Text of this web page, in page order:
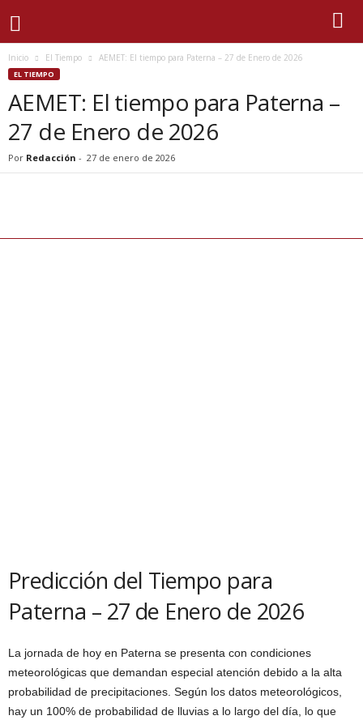
Inicio El Tiempo AEMET: El tiempo para Paterna – 27 de Enero de 2026
EL TIEMPO
AEMET: El tiempo para Paterna –
27 de Enero de 2026
Por Redacción - 27 de enero de 2026
Predicción del Tiempo para
Paterna – 27 de Enero de 2026
La jornada de hoy en Paterna se presenta con condiciones
meteorológicas que demandan especial atención debido a la alta
probabilidad de precipitaciones. Según los datos meteorológicos,
hay un 100% de probabilidad de lluvias a lo largo del día, lo que